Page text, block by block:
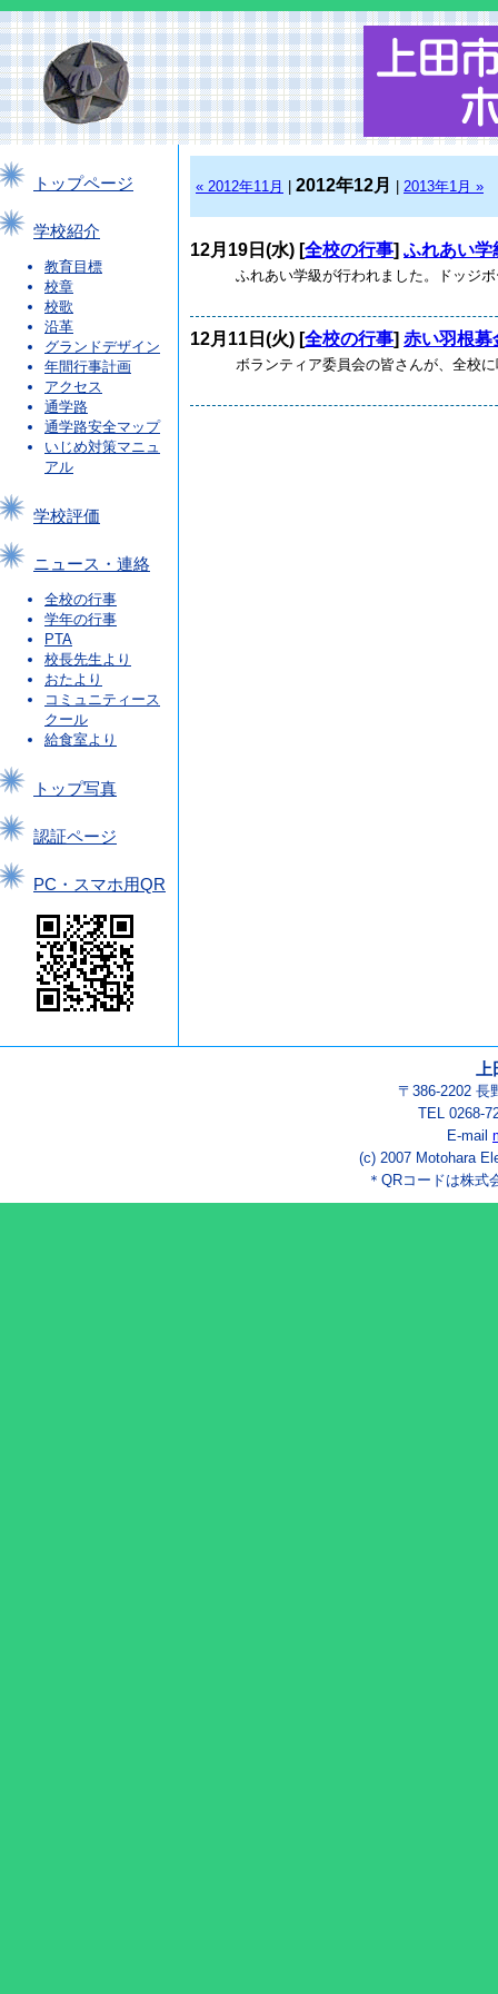
トップページ
学校紹介
教育目標
校章
校歌
沿革
グランドデザイン
年間行事計画
アクセス
通学路
通学路安全マップ
いじめ対策マニュ
アル
学校評価
ニュース・連絡
全校の行事
学年の行事
PTA
校長先生より
おたより
コミュニティース
クール
給食室より
トップ写真
認証ページ
PC・スマホ用QR
« 2012年11月 2012年12月 2013年1月 »
12月19日(水) [全校の行事] ふれあい学
ふれあい学級が行われました。ドッジボ
12月11日(火) [全校の行事] 赤い羽根募
ボランティア委員会の皆さんが、全校に
〒386-2202 長
TEL 0268-
E-mail
(c) 2007 Motohara
＊QRコードは株式